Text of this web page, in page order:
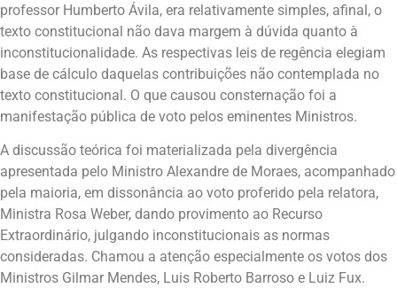
professor Humberto Ávila, era relativamente simples, afinal, o
texto constitucional não dava margem à dúvida quanto à
inconstitucionalidade. As respectivas leis de regência elegiam
base de cálculo daquelas contribuições não contemplada no
texto constitucional. O que causou consternação foi a
manifestação pública de voto pelos eminentes Ministros.
A discussão teórica foi materializada pela divergência
apresentada pelo Ministro Alexandre de Moraes, acompanhado
pela maioria, em dissonância ao voto proferido pela relatora,
Ministra Rosa Weber, dando provimento ao Recurso
Extraordinário, julgando inconstitucionais as normas
consideradas. Chamou a atenção especialmente os votos dos
Ministros Gilmar Mendes, Luis Roberto Barroso e Luiz Fux.